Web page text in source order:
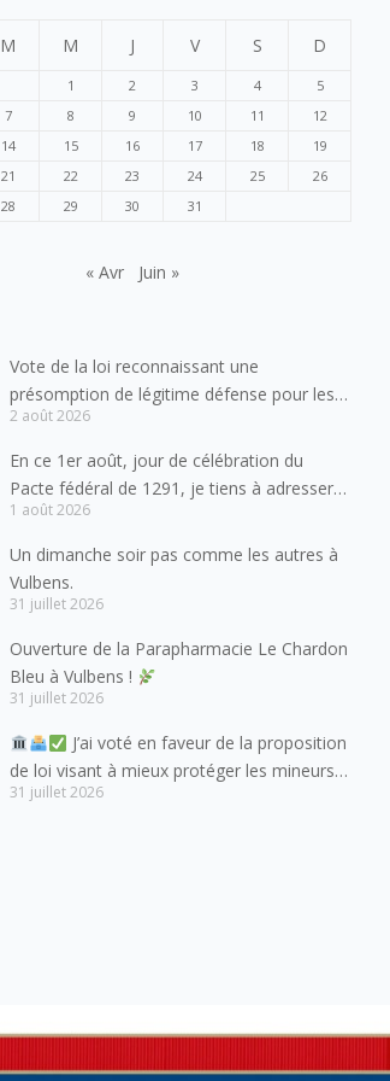
M M J V S D
1 2 3 4
5
7 8 9 10 11
12
14 15 16 17 18
19
21 22 23 24 25
26
28 29 30 31
« Avr Juin »
Vote de la loi reconnaissant une
présomption de légitime défense pour les
forces de l’ordre
2 août 2026
En ce 1er août, jour de célébration du
Pacte fédéral de 1291, je tiens à adresser
mes meilleures salutations à nos voisins et
amis suisses, et plus particulièrement aux
habitants du bassin genevois et de l’arc
lémanique, avec lesquels la Haute-Savoie
1 août 2026
Un dimanche soir pas comme les autres à
Vulbens.
31 juillet 2026
Ouverture de la Parapharmacie Le Chardon
Bleu à Vulbens !
31 juillet 2026
J’ai voté en faveur de la proposition
de loi visant à mieux protéger les mineurs
des risques liés à l’utilisation des réseaux
31 juillet 2026